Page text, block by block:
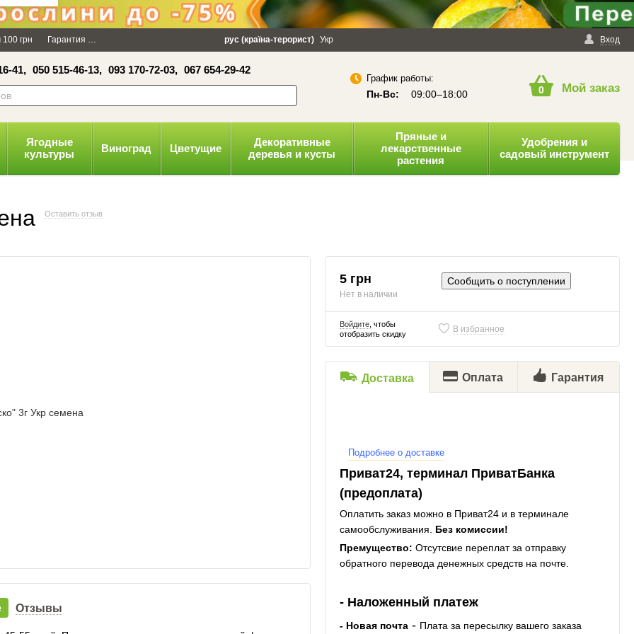
×
грн Гарантия Оплата и доставка Политика конфиденциальности Вход
рус (країна-терорист) Укр
41, 050 515-46-13, 093 170-72-03, 067 654-29-42
График работы:
Пн-Вс: 09:00–18:00 0 Мой заказ
Ягодные
культуры
Виноград Цветущие
Декоративные
деревья и кусты
Пряные и
лекарственные
растения
Удобрения и
садовый инструмент
Оставить отзыв
Отзывы
5 грн
Нет в наличии
Сообщить о поступлении
Войдите, чтобы
отобразить скидку
В избранное
Доставка Оплата Гарантия
Подробнее о доставке
Приват24, терминал ПриватБанка
(предоплата)
Оплатить заказ можно в Приват24 и в терминале
самообслуживания. Без комиссии!
Премущество: Отсутсвие переплат за отправку
обратного перевода денежных средств на почте.
- Наложенный платеж
- Новая почта- Плата за пересылку вашего заказа